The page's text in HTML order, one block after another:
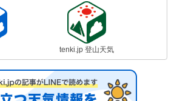
tenki.jp 登山天気